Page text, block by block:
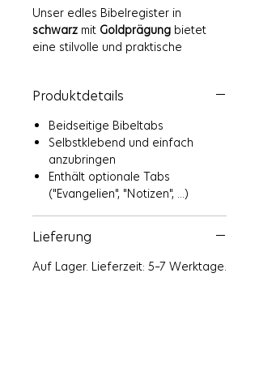
Unser edles Bibelregister in
schwarz mit Goldprägung bietet
eine stilvolle und praktische
navigieren.
Das Bibelregister istselbstklebend
und setzt einen
ästhetischen Akzent in jeder Bibel.
es ist ideal für Bibelleser, die Wert
auf Komfort und Eleganz legen.
Produktdetails
Beidseitige Bibeltabs
Selbstklebend und einfach
anzubringen
Enthält optionale Tabs
("Evangelien", "Notizen", ...)
Lieferung
Auf Lager. Lieferzeit: 5–7 Werktage.